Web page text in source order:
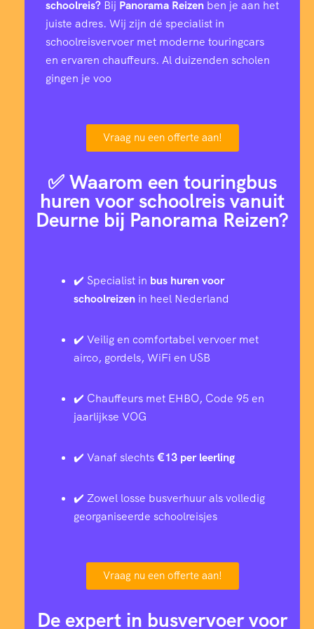
schoolreis? Bij Panorama Reizen ben je aan het
juiste adres. Wij zijn dé specialist in
schoolreisvervoer met moderne touringcars
en ervaren chauffeurs. Al duizenden scholen
gingen je voo
Vraag nu een offerte aan!
✅ Waarom een touringbus
huren voor schoolreis vanuit
Deurne bij Panorama Reizen?
✔️ Specialist in bus huren voor
schoolreizen in heel Nederland
✔️ Veilig en comfortabel vervoer met
airco, gordels, WiFi en USB
✔️ Chauffeurs met EHBO, Code 95 en
jaarlijkse VOG
✔️ Vanaf slechts€13 per leerling
✔️ Zowel losse busverhuur als volledig
georganiseerde schoolreisjes
Vraag nu een offerte aan!
De expert in busvervoer voor